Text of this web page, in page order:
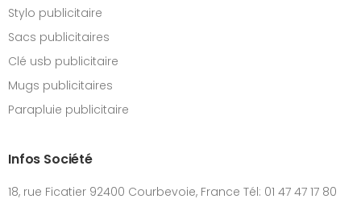
Stylo publicitaire
Sacs publicitaires
Clé usb publicitaire
Mugs publicitaires
Parapluie publicitaire
Infos Société
18, rue Ficatier 92400 Courbevoie, France Tél: 01 47 47 17 80